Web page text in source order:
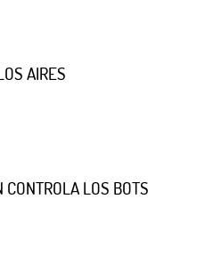
AIRES
CONTROLA LOS BOTS